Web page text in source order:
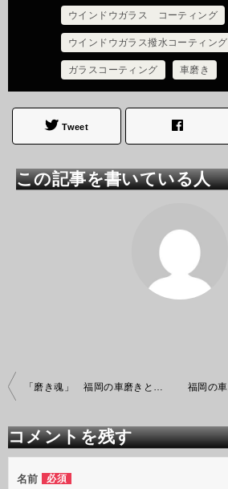
ウインドウガラス コーティング
ウインドウガラス撥水コーティング
ガラスコーティング 車磨き
Tweet
この記事を書いている人
投
稿
ビ
ゲ
ー
シ
「磨き魂」 福岡の車磨きとガラスコーティング
コメントを残す
名前 必須